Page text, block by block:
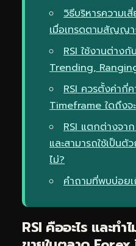
วิธีบริหารความเ
เมื่อเทรดตามสัญญ
RSI ใช้งานต่างกั
Trending,
RSI ควรตั้งค่ากี่ค
Timeframe ใดถึงจ
RSI แตกต่างจา
และสามารถใช้เป็
ไม่?
คำถามที่พบบ่อยเ
RSI คืออะไร และท